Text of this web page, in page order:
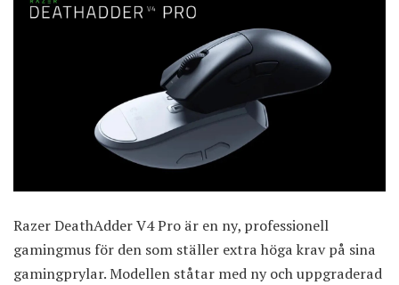
Razer DeathAdder V4 Pro är en ny, professionell
gamingmus för den som ställer extra höga krav på sina
gamingprylar. Modellen ståtar med ny och uppgraderad